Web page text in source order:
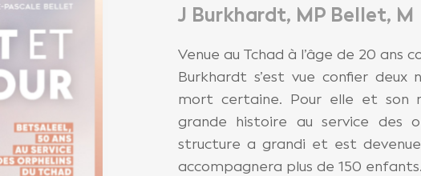
J Burkhardt, MP Bellet, M
Venue au Tchad à l’âge de 20 ans
Burkhardt s’est vue confier deux
mort certaine. Pour elle et son
grande histoire au service des
structure a grandi et est
accompagnera plus de 150 enfants.